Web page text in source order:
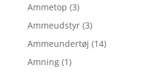
Ammetop (3)
Ammeudstyr (3)
Ammeundertøj (14)
Amning (1)